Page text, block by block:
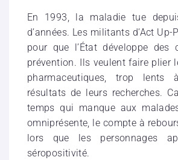
En 1993, la maladie tue
d’années. Les militants d’Act
pour que l’État développe des
prévention. Ils veulent faire plier
pharmaceutiques, trop lents
résultats de leurs recherches.
temps qui manque aux
omniprésente, le compte à
lors que les personnages
séropositivité.